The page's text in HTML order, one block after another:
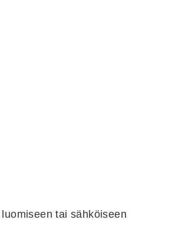
tai sähköiseen